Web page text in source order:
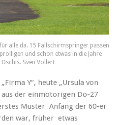
alle da. 15 Fallschirmspringer passen
und schon etwas in die Jahre
Sven Vollert
Y“, heute „Ursula von
der einmotorigen Do-27
Muster Anfang der 60-er
war, früher etwas